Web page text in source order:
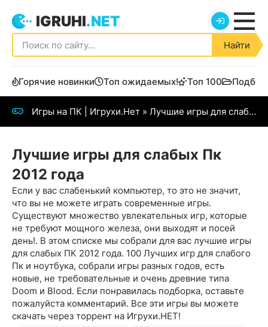
IGRUHI.NET
Найти
Горячие новинки Топ ожидаемых! Топ 100
Игры на ПК | Игрухи.Нет » Лучшие игры для слабых Пк 2012 года
Лучшие игры для слабых Пк
2012 года
Если у вас слабенький компьютер, то это не значит,
что вы не можете играть современные игры.
Существуют множество увлекательных игр, которые
не требуют мощного железа, они выходят и посей
день!. В этом списке мы собрали для вас лучшие игры
для слабых ПК 2012 года. 100 Лучших игр для слабого
Пк и ноутбука, собрали игры разных годов, есть
новые, не требовательные и очень древние типа
Doom и Blood. Если понравилась подборка, оставьте
пожалуйста комментарий. Все эти игры вы можете
скачать через торрент на Игрухи.НЕТ!